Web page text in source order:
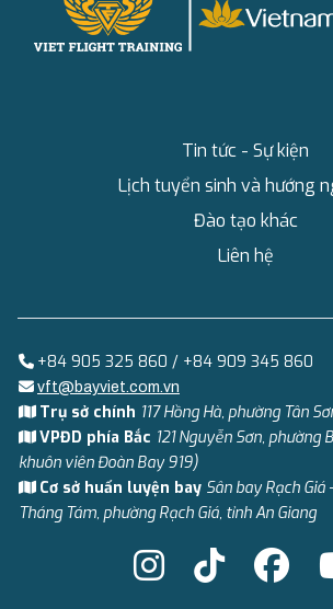
Tin tức - Sự kiện
Lịch tuyển sinh và hướng
Đào tạo khác
Liên hệ
+84 905 325 860 / +84 909 345 860
vft@bayviet.com.vn
Trụ sở chính 117 Hồng Hà, phường Tân
VPĐD phía Bắc 121 Nguyễn Sơn, phường
khuôn viên Đoàn Bay 919)
Cơ sở huấn luyện bay Sân bay Rạch Giá
Tháng Tám, phường Rạch Giá, tỉnh An Giang